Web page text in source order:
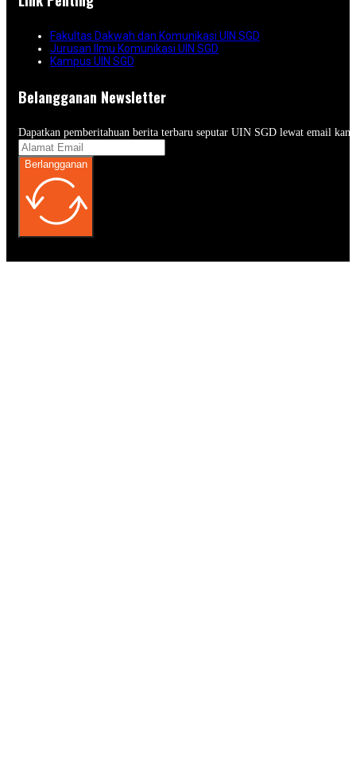
Fakultas Dakwah dan Komunikasi UIN SGD
Jurusan Ilmu Komunikasi UIN SGD
Kampus UIN SGD
Belangganan Newsletter
Dapatkan pemberitahuan berita terbaru seputar UIN SGD lewat email
Berlangganan